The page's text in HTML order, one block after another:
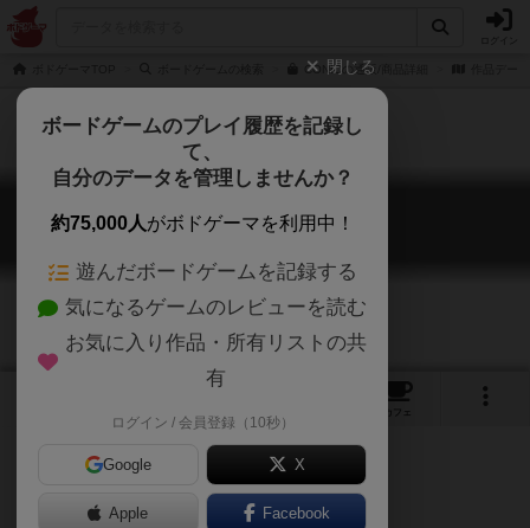
CONICの通販/商品詳細
コニック
CONIC
カフェ
閉じる
ボードゲームのプレイ履歴を記録し
て、
自分のデータを管理しませんか？
約75,000人がボドゲーマを利用中！
遊んだボードゲームを記録する
気になるゲームのレビューを読む
お気に入り作品・所有リストの共
有
ログイン / 会員登録（10秒）
Google X
Apple Facebook